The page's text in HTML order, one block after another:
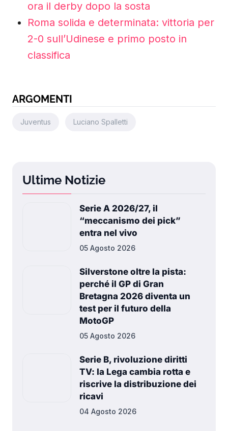
ora il derby dopo la sosta
Roma solida e determinata: vittoria per
2-0 sull’Udinese e primo posto in
classifica
ARGOMENTI
Juventus Luciano Spalletti
Ultime Notizie
Serie A 2026/27, il
“meccanismo dei pick”
entra nel vivo
05 Agosto 2026
Silverstone oltre la pista:
perché il GP di Gran
Bretagna 2026 diventa un
test per il futuro della
MotoGP
05 Agosto 2026
Serie B, rivoluzione diritti
TV: la Lega cambia rotta e
riscrive la distribuzione dei
ricavi
04 Agosto 2026